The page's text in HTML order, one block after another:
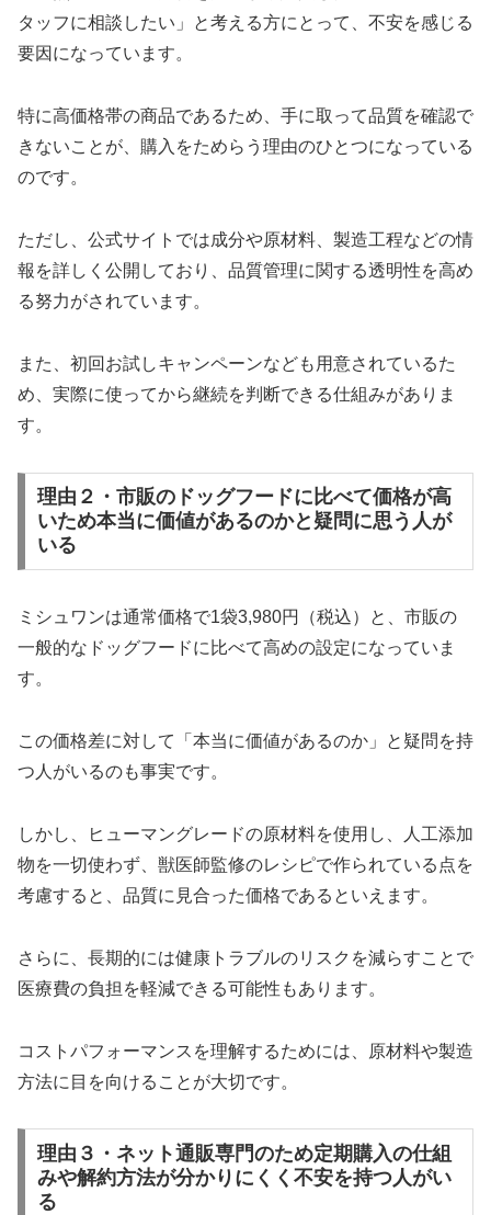
タッフに相談したい」と考える方にとって、不安を感じる
要因になっています。
特に高価格帯の商品であるため、手に取って品質を確認で
きないことが、購入をためらう理由のひとつになっている
のです。
ただし、公式サイトでは成分や原材料、製造工程などの情
報を詳しく公開しており、品質管理に関する透明性を高め
る努力がされています。
また、初回お試しキャンペーンなども用意されているた
め、実際に使ってから継続を判断できる仕組みがありま
す。
理由２・市販のドッグフードに比べて価格が高
いため本当に価値があるのかと疑問に思う人が
いる
ミシュワンは通常価格で1袋3,980円（税込）と、市販の
一般的なドッグフードに比べて高めの設定になっていま
す。
この価格差に対して「本当に価値があるのか」と疑問を持
つ人がいるのも事実です。
しかし、ヒューマングレードの原材料を使用し、人工添加
物を一切使わず、獣医師監修のレシピで作られている点を
考慮すると、品質に見合った価格であるといえます。
さらに、長期的には健康トラブルのリスクを減らすことで
医療費の負担を軽減できる可能性もあります。
コストパフォーマンスを理解するためには、原材料や製造
方法に目を向けることが大切です。
理由３・ネット通販専門のため定期購入の仕組
みや解約方法が分かりにくく不安を持つ人がい
る